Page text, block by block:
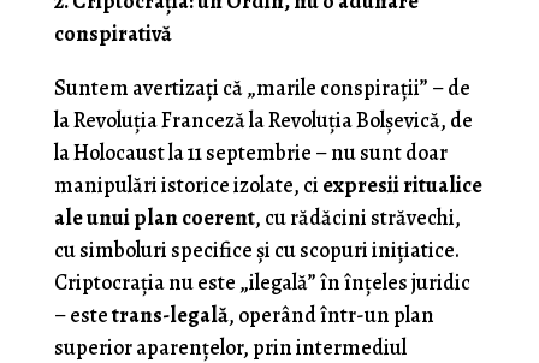
conspirativă
Suntem avertizaţi că „marile conspirații” – de
la Revoluția Franceză la Revoluția Bolșevică, de
la Holocaust la 11 septembrie – nu sunt doar
manipulări istorice izolate, ci expresii ritualice
ale unui plan coerent, cu rădăcini străvechi,
cu simboluri specifice și cu scopuri inițiatice.
Criptocrația nu este „ilegală” în înțeles juridic
– estetrans-legală, operând într-un plan
superior aparențelor, prin intermediul